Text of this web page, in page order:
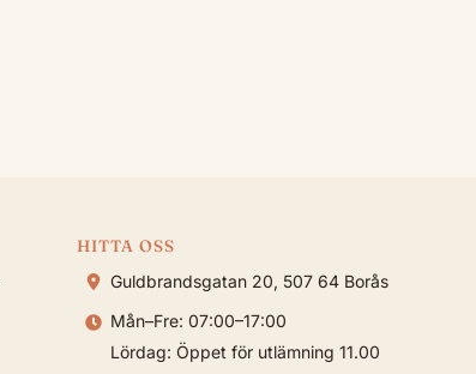
HITTA OSS
Guldbrandsgatan 20, 507 64 Borås
Mån–Fre: 07:00–17:00
Lördag: Öppet för utlämning 11.00